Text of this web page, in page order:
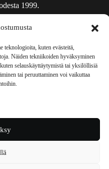
teknologioita, kuten evästeitä,
Näiden tekniikoiden hyväksyminen
selauskäyttäytymistä tai yksilöllisiä
tai peruuttaminen voi vaikuttaa
1999.